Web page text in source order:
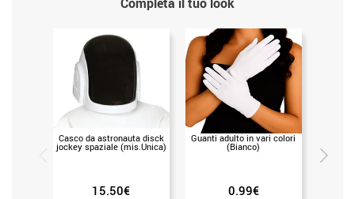
Casco da astronauta disck
jockey spaziale (mis.Unica)
15.50€
Guanti adulto in vari colori
(Bianco)
0.99€